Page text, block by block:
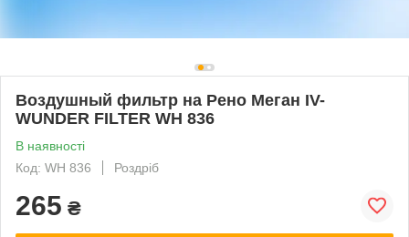
Воздушный фильтр на Рено Меган IV-
WUNDER FILTER WH 836
В наявності
Код: WH 836
Роздріб
265 ₴